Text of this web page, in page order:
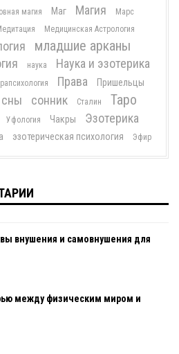
магия Маг Магия
Марс
Медицинская Астрология
младшие арканы
наука
Наука и эзотерика
Права Пришельцы
сны сонник Сталин Таро
Уфология Чакры Эзотерика
эзотерическая психология Эфир
внушения и самовнушения для
между физическим миром и